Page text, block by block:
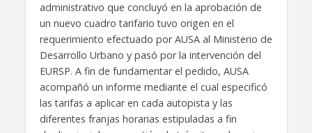
administrativo que concluyó en la aprobación de
un nuevo cuadro tarifario tuvo origen en el
requerimiento efectuado por AUSA al Ministerio de
Desarrollo Urbano y pasó por la intervención del
EURSP. A fin de fundamentar el pedido, AUSA
acompañó un informe mediante el cual especificó
las tarifas a aplicar en cada autopista y las
diferentes franjas horarias estipuladas a fin